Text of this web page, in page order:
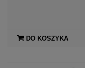
DO KOSZYKA